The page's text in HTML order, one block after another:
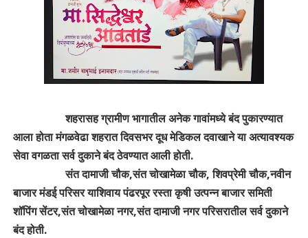
शहरासह ग्रामीण भागातील अनेक गावांमध्ये बंद पुकारण्यात
आला होता मंगळवेढा शहरात दिवसभर दूध मेडिकल दवाखाने या अत्यावश्यक
सेवा वगळता सर्व दुकाने बंद ठेवण्यात आली होती.
संत दामाजी चौक,संत चोखामेळा चौक, शिवप्रेमी चौक,नवीन
बाजार मंडई परिसर याशिवाय पंढरपूर रस्ता कृषी उत्पन्न बाजार समिती
शॉपिंग सेंटर,संत चोखामेळा नगर,संत दामाजी नगर परिसरातील सर्व दुकाने
बंद होती.